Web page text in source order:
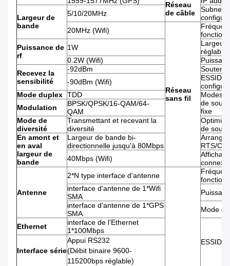
Réseau
de câble
Largeur de
bande
5/10/20MHz
Subnet
20MHz (Wifi)
Réseau
sans fil
Puissance de
rf
1W
Largeur
réglable
0.2W (Wifi)
Recevez la
sensibilité
-92dBm
-90dBm (Wifi)
ESSID/
Mode duplex TDD
Modes
de
fixe
Modulation
BPSK/QPSK/16-QAM/64-
QAM
Mode de
diversité
Transmettant et recevant la
diversité
de
En amont et
en aval
largeur de
bande
Largeur de bande bi-
directionnelle jusqu'à 80Mbps
RTS/
40Mbps (Wifi)
Antenne
2*N type interface d'antenne
interface d'antenne de 1*Wifi
SMA
interface d'antenne de 1*GPS
SMA
Mode
Ethernet
interface de l'Ethernet
1*100Mbps
ESSID
Interface série
Appui RS232
(Débit binaire 9600-
115200bps réglable)